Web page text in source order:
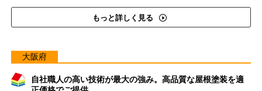
もっと詳しく見る
大阪府
自社職人の高い技術が最大の強み。高品質な屋根塗装を適